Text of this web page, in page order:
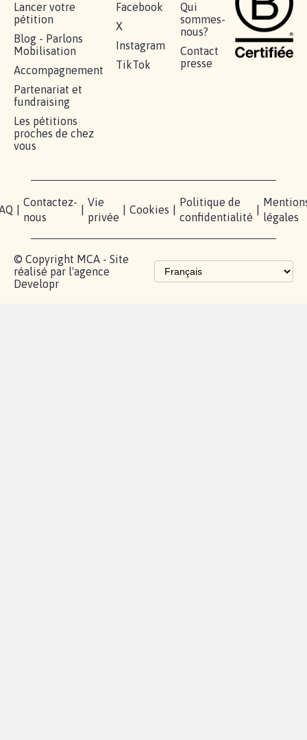
Lancer votre
pétition
Blog - Parlons
Mobilisation
Accompagnement
Partenariat et
fundraising
Les pétitions
proches de chez
vous
Facebook
X
Instagram
TikTok
Qui
sommes-
nous?
Contact
presse
Contactez-
nous
Vie
privée
Cookies
Politique de
confidentialité
légales
© Copyright MCA - Site
réalisé par l'agence
Developr